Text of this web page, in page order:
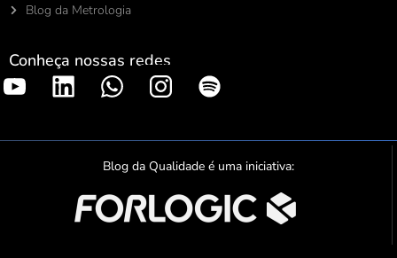
Blog da Metrologia
Conheça nossas redes
S
o
t
f
y
Blog da Qualidade é uma iniciativa: